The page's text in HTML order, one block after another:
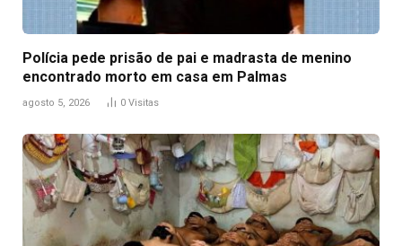
Polícia pede prisão de pai e madrasta de menino
encontrado morto em casa em Palmas
agosto 5, 2026 0 Visitas